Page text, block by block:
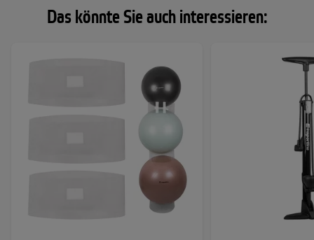
Das könnte Sie auch interessieren: